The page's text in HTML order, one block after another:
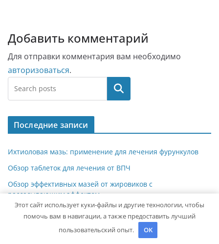
Добавить комментарий
Для отправки комментария вам необходимо
авторизоваться.
Поиск
Последние записи
Ихтиоловая мазь: применение для лечения фурункулов
Обзор таблеток для лечения от ВПЧ
Обзор эффективных мазей от жировиков с
рассасывающим эффектом
Насколько опасен положительный тест на впч 45
Как лечить вирус папилломы у мужчин: обзор методов и
Этот сайт использует куки-файлы и другие технологии, чтобы
помочь вам в навигации, а также предоставить лучший
пользовательский опыт.
OK